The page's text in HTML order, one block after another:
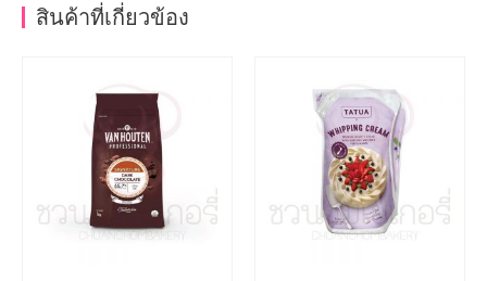
สินค้าที่เกี่ยวข้อง